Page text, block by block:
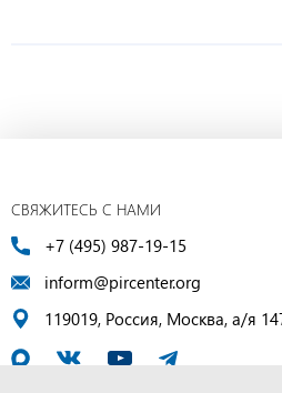
СВЯЖИТЕСЬ С НАМИ
+7 (495) 987-19-15
inform@pircenter.org
119019, Россия, Москва, а/я